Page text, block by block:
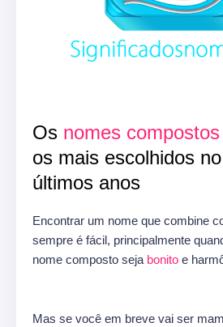
Os nomes compostos
os mais escolhidos
últimos anos
Encontrar um nome que combine
sempre é fácil, principalmente
nome composto seja bonito e
Mas se você em breve vai ser